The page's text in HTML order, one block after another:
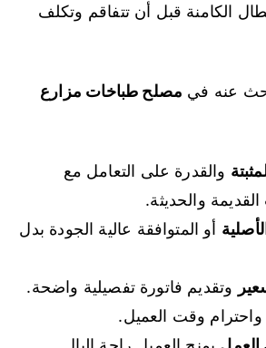
الكامنة قبل أن تتفاقم وتكلف
عنه في مصلح طباخات مزارع
والقدرة على التعامل مع
والحديثة.
أو المتوافقة عالية الجودة بدل
وتقديم فاتورة تفصيلية واضحة.
واحترام وقت العميل.